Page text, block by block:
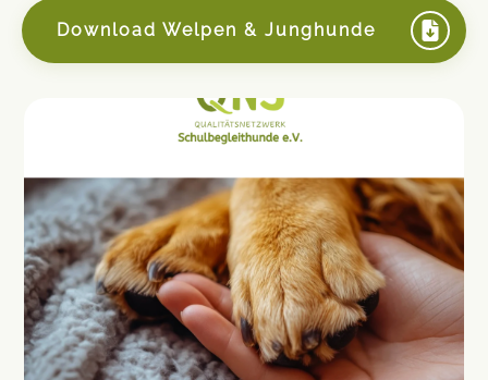
Download Welpen & Junghunde